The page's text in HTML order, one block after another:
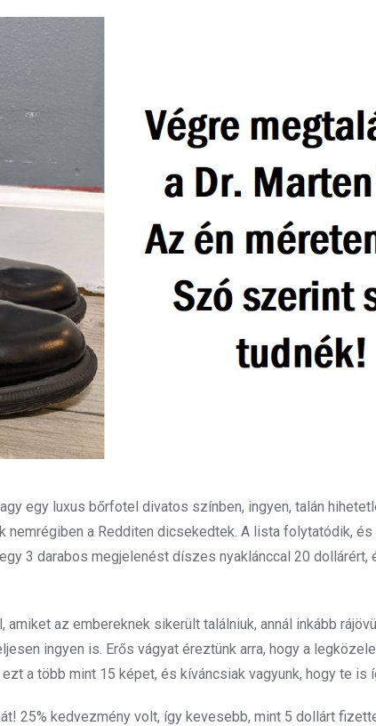
egy luxus bőrfotel divatos színben, ingyen, talán
a Redditen dicsekedtek. A lista folytatódik,
3 darabos megjelenést díszes nyaklánccal 20 dollárért,
az embereknek sikerült találniuk, annál inkább
ingyen is. Erős vágyat éreztünk arra, hogy a
a több mint 15 képet, és kíváncsiak vagyunk, hogy te is
25% kedvezmény volt, így kevesebb, mint 5 dollárt